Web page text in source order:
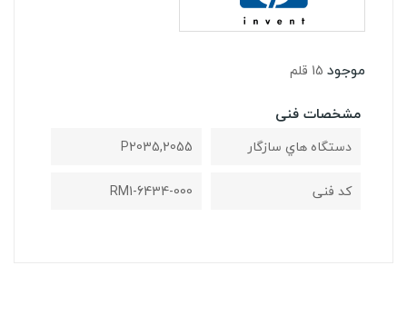
موجود 15 قلم
مشخصات فنی
دستگاه هاي سازگار
P2035,2055
کد فنی
RM1-6434-000